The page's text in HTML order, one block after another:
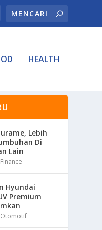
HEALTH
Lebih
Di
Lain
Finance
Hyundai
Premium
Otomotif